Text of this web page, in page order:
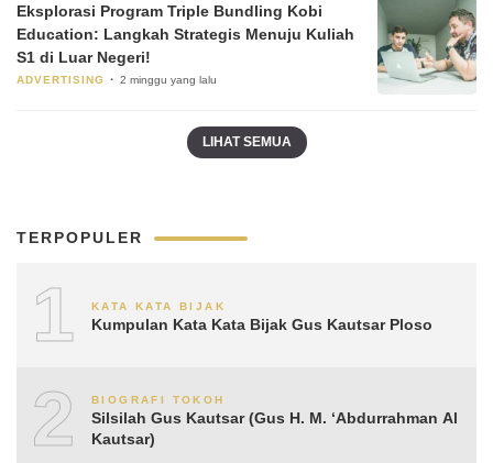
Eksplorasi Program Triple Bundling Kobi
Education: Langkah Strategis Menuju Kuliah
S1 di Luar Negeri!
ADVERTISING 2 minggu yang lalu
LIHAT SEMUA
TERPOPULER
1 KATA KATA BIJAK
Kumpulan Kata Kata Bijak Gus Kautsar Ploso
2 BIOGRAFI TOKOH
Silsilah Gus Kautsar (Gus H. M. ‘Abdurrahman Al
Kautsar)